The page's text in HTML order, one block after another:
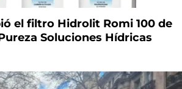
el filtro Hidrolit Romi 100 de
Soluciones Hídricas